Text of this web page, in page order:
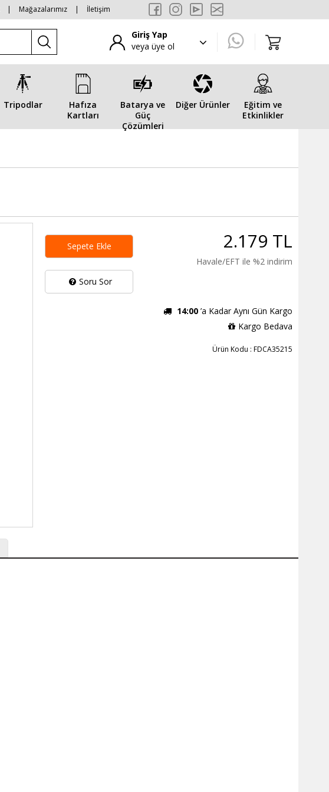
| Mağazalarımız | İletişim
Giriş Yap
veya üye ol
Tripodlar
Hafıza
Kartları
Batarya ve
Güç
Çözümleri
Diğer Ürünler
Eğitim ve
Etkinlikler
Sepete Ekle
Soru Sor
2.179 TL
Havale/EFT ile %2 indirim
14:00 ’a Kadar Aynı Gün Kargo
Kargo Bedava
Ürün Kodu : FDCA35215